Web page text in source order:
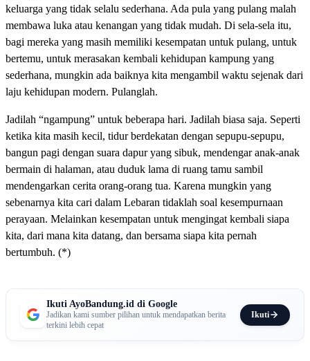
keluarga yang tidak selalu sederhana. Ada pula yang pulang malah
membawa luka atau kenangan yang tidak mudah. Di sela-sela itu,
bagi mereka yang masih memiliki kesempatan untuk pulang, untuk
bertemu, untuk merasakan kembali kehidupan kampung yang
sederhana, mungkin ada baiknya kita mengambil waktu sejenak dari
laju kehidupan modern. Pulanglah.
Jadilah “ngampung” untuk beberapa hari. Jadilah biasa saja. Seperti
ketika kita masih kecil, tidur berdekatan dengan sepupu-sepupu,
bangun pagi dengan suara dapur yang sibuk, mendengar anak-anak
bermain di halaman, atau duduk lama di ruang tamu sambil
mendengarkan cerita orang-orang tua. Karena mungkin yang
sebenarnya kita cari dalam Lebaran tidaklah soal kesempurnaan
perayaan. Melainkan kesempatan untuk mengingat kembali siapa
kita, dari mana kita datang, dan bersama siapa kita pernah
bertumbuh. (*)
Ikuti AyoBandung.id di Google
Jadikan kami sumber pilihan untuk mendapatkan berita
terkini lebih cepat
Ikuti